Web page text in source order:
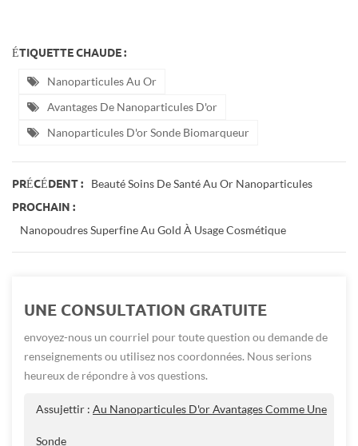
ÉTIQUETTE CHAUDE :
Nanoparticules Au Or
Avantages De Nanoparticules D'or
Nanoparticules D'or Sonde Biomarqueur
PRÉCÉDENT : Beauté Soins De Santé Au Or Nanoparticules
PROCHAIN :
Nanopoudres Superfine Au Gold À Usage Cosmétique
UNE CONSULTATION GRATUITE
envoyez-nous un courriel pour toute question ou demande de
renseignements ou utilisez nos coordonnées. Nous serions
heureux de répondre à vos questions.
Assujettir : Au Nanoparticules D'or Avantages Comme Une
Sonde